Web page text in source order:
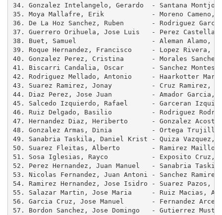
34. Gonzalez Intelangelo, Gerardo  - Santana
35. Moya Mallafre, Erik            - Moreno Cameno,
36. De La Hoz Sanchez, Ruben       - Rodriguez
37. Guerrero Orihuela, Jose Luis   - Perez
38. Buet, Samuel                   - Aleman Alamo,
39. Roque Hernandez, Francisco     - Lopez
40. Gonzalez Perez, Cristina       - Morales
41. Biscarri Candalia, Oscar       - Sanchez
42. Rodriguez Mellado, Antonio     - Haarkotter
43. Suarez Ramirez, Jonay          - Cruz
44. Diaz Perez, Jose Juan          - Amador
45. Salcedo Izquierdo, Rafael      - Garceran
46. Ruiz Delgado, Basilio          - Rodriguez
47. Hernandez Diaz, Heriberto      - Gonzalez
48. Gonzalez Armas, Dinia          - Ortega
49. Sanabria Taskila, Daniel Krist - Quiza
50. Suarez Fleitas, Alberto        - Ramirez Maillo,
51. Sosa Iglesias, Rayco           - Exposito
52. Perez Hernandez, Juan Manuel   - Sanabria
53. Nicolas Fernandez, Juan Antoni - Sanchez
54. Ramirez Hernandez, Jose Isidro - Suarez
55. Salazar Martin, Jose Maria     - Ruiz Macias,
56. Garcia Cruz, Jose Manuel       - Fernandez
57. Bordon Sanchez, Jose Domingo   - Gutierrez